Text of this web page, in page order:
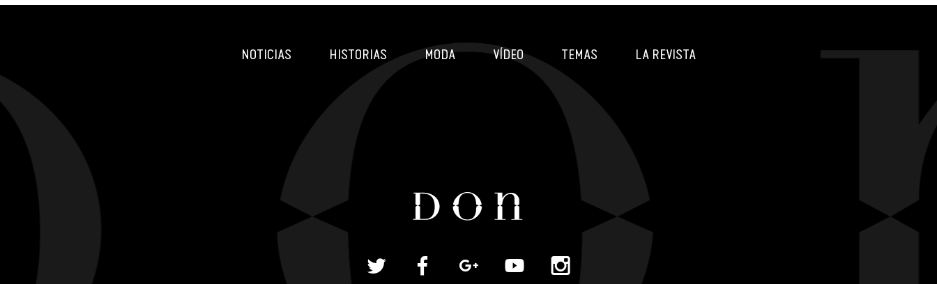
NOTICIAS HISTORIAS MODA VÍDEO TEMAS LA REVISTA